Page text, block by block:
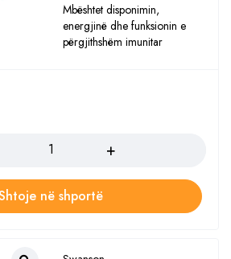
Mbështet disponimin,
energjinë dhe funksionin e
përgjithshëm imunitar
në shportë